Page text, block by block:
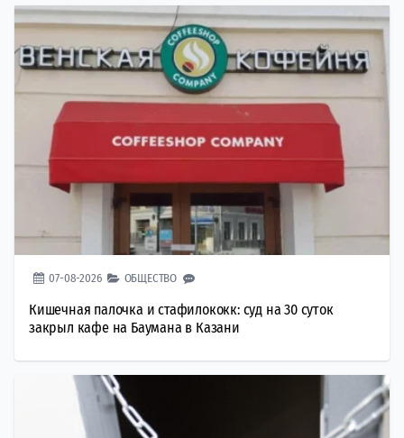
07-08-2026 ОБЩЕСТВО
Кишечная палочка и стафилококк: суд на 30 суток
закрыл кафе на Баумана в Казани